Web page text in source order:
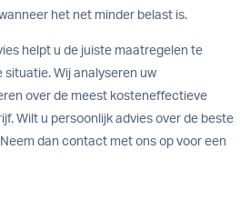
het net minder belast is.
helpt u de juiste maatregelen te
situatie. Wij analyseren uw
over de meest kosteneffectieve
Wilt u persoonlijk advies over de beste
dan contact met ons op voor een